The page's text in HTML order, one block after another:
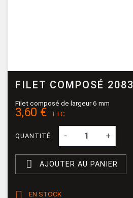
FILET COMPOSÉ 2083
Filet composé de largeur 6 mm
3,60 € TTC
QUANTITÉ - +
 AJOUTER AU PANIER
 EN STOCK